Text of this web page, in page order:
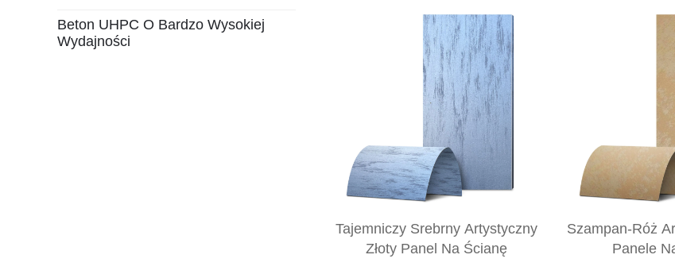
Beton UHPC O Bardzo Wysokiej
Wydajności
Tajemniczy Srebrny Artystyczny
Złoty Panel Na Ścianę
Szampan-Róż
Panele